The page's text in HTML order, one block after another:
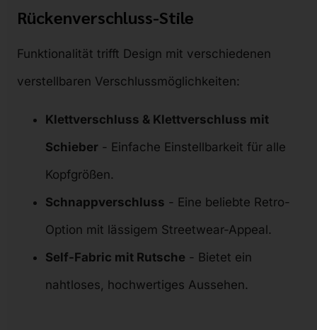
Rückenverschluss-Stile
Funktionalität trifft Design mit verschiedenen
verstellbaren Verschlussmöglichkeiten:
Klettverschluss & Klettverschluss mit
Schieber - Einfache Einstellbarkeit für alle
Kopfgrößen.
Schnappverschluss - Eine beliebte Retro-
Option mit lässigem Streetwear-Appeal.
Self-Fabric mit Rutsche - Bietet ein
nahtloses, hochwertiges Aussehen.